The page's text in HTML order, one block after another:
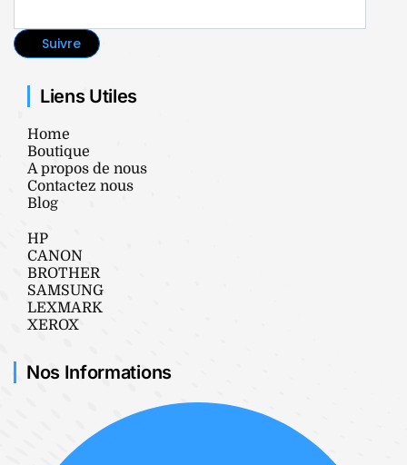
Suivre
Liens Utiles
Home
Boutique
A propos de nous
Contactez nous
Blog
HP
CANON
BROTHER
SAMSUNG
LEXMARK
XEROX
Nos Informations